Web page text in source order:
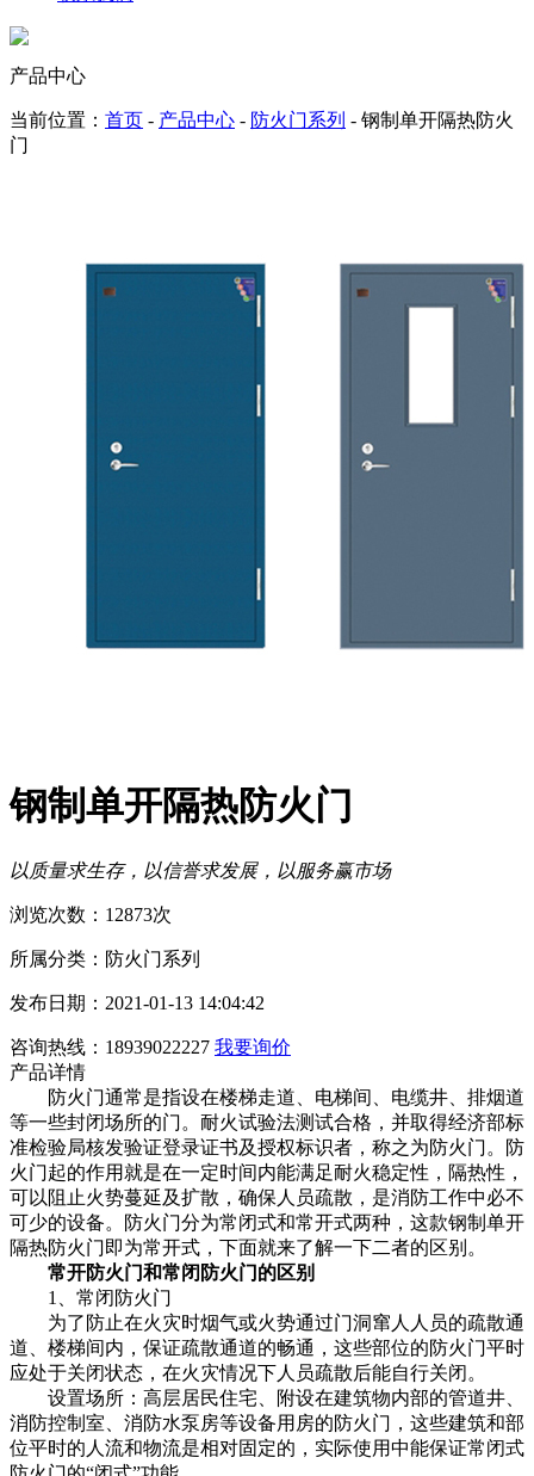
产品中心
当前位置： 首页 - 产品中心 - 防火门系列 - 钢制单开隔热防火
门
钢制单开隔热防火门
以质量求生存，以信誉求发展，以服务赢市场
浏览次数：12873次
所属分类：防火门系列
发布日期：2021-01-13 14:04:42
咨询热线：18939022227 我要询价
产品详情
防火门通常是指设在楼梯走道、电梯间、电缆井、排烟道
等一些封闭场所的门。耐火试验法测试合格，并取得经济部标
准检验局核发验证登录证书及授权标识者，称之为防火门。防
火门起的作用就是在一定时间内能满足耐火稳定性，隔热性，
可以阻止火势蔓延及扩散，确保人员疏散，是消防工作中必不
可少的设备。防火门分为常闭式和常开式两种， 这款钢制单开
隔热防火门即为常开式， 下面就来了解一下二者的区别。
常开防火门和常闭防火门的区别
1、常闭防火门
为了防止在火灾时烟气或火势通过门洞窜人人员的疏散通
道、楼梯间内，保证疏散通道的畅通，这些部位的防火门平时
应处于关闭状态，在火灾情况下人员疏散后能自行关闭。
设置场所：高层居民住宅、附设在建筑物内部的管道井、
消防控制室、消防水泵房等设备用房的防火门，这些建筑和部
位平时的人流和物流是相对固定的，实际使用中能保证常闭式